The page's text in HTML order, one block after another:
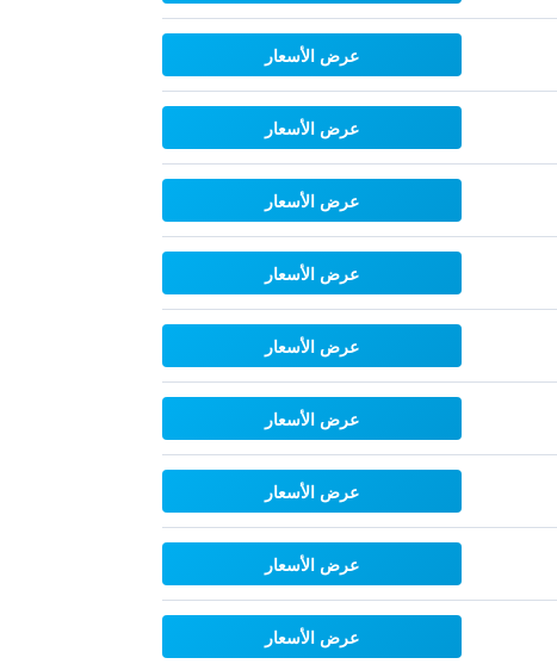
عرض الأسعار
عرض الأسعار
عرض الأسعار
عرض الأسعار
عرض الأسعار
عرض الأسعار
عرض الأسعار
عرض الأسعار
عرض الأسعار